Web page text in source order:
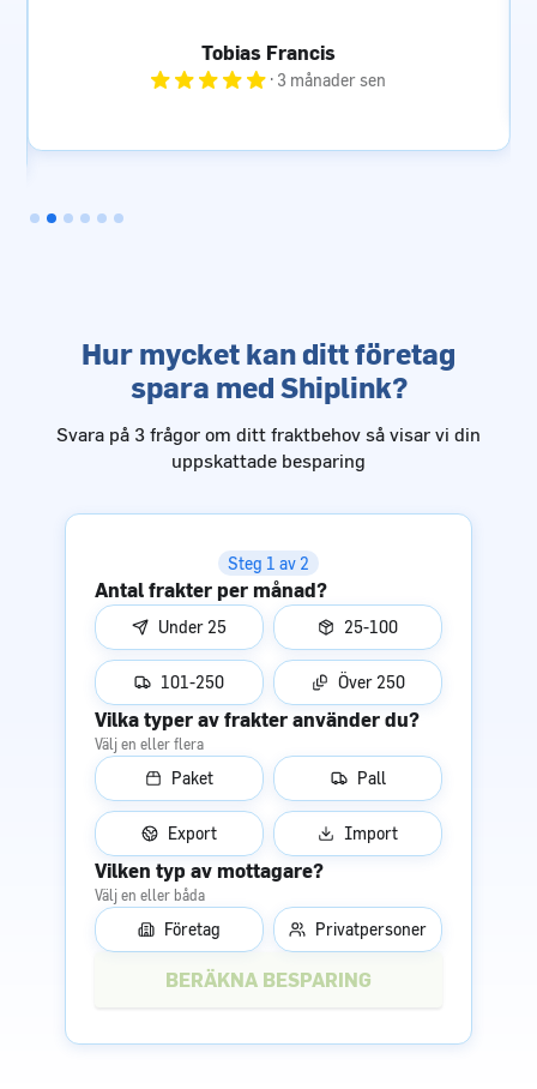
Hur mycket kan ditt företag
spara med Shiplink?
Svara på 3 frågor om ditt fraktbehov så visar vi din
uppskattade besparing
Steg 1 av 2
Antal frakter per månad?
Under 25 25-100
101-250 Över 250
Vilka typer av frakter använder du?
Välj en eller flera
Paket Pall
Export Import
Vilken typ av mottagare?
Välj en eller båda
Företag Privatpersoner